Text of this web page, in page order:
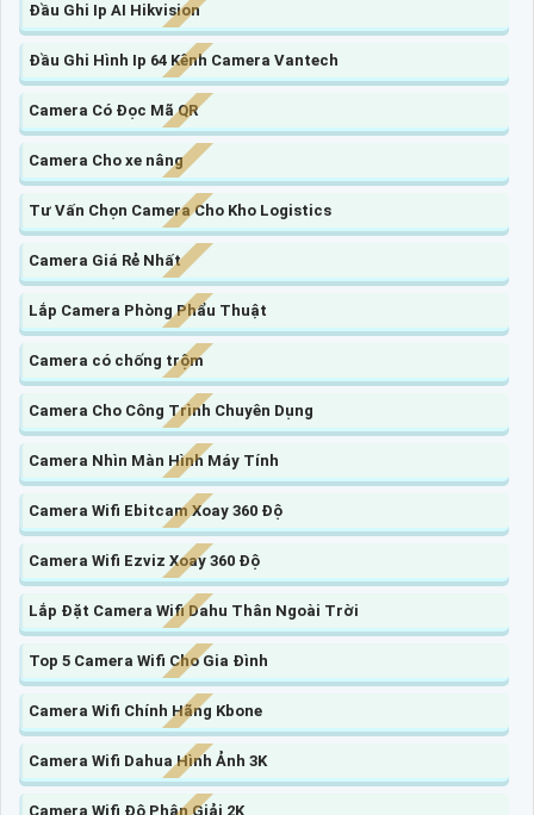
Đầu Ghi Ip AI Hikvision
Đầu Ghi Hình Ip 64 Kênh Camera Vantech
Camera Có Đọc Mã QR
Camera Cho xe nâng
Tư Vấn Chọn Camera Cho Kho Logistics
Camera Giá Rẻ Nhất
Lắp Camera Phòng Phẩu Thuật
Camera có chống trộm
Camera Cho Công Trình Chuyên Dụng
Camera Nhìn Màn Hình Máy Tính
Camera Wifi Ebitcam Xoay 360 Độ
Camera Wifi Ezviz Xoay 360 Độ
Lắp Đặt Camera Wifi Dahu Thân Ngoài Trời
Top 5 Camera Wifi Cho Gia Đình
Camera Wifi Chính Hãng Kbone
Camera Wifi Dahua Hình Ảnh 3K
Camera Wifi Độ Phân Giải 2K